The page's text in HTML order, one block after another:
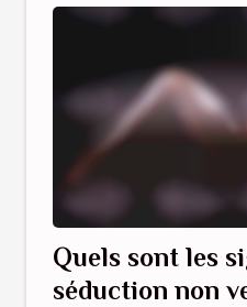
Quels sont les
séduction non